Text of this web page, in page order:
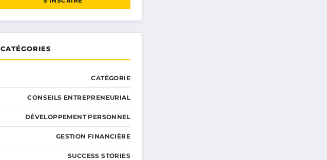
CATÉGORIES
CATÉGORIE
CONSEILS ENTREPRENEURIAL
DÉVELOPPEMENT PERSONNEL
GESTION FINANCIÈRE
SUCCESS STORIES